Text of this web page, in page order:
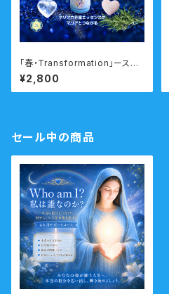
「春・Transformation」ースム
ーズに人生の転機や変化のタイ
ミングを乗り越えるー 瞑想音
声ガイド付き ウォーターエッセ
¥2,800
セール中の商品